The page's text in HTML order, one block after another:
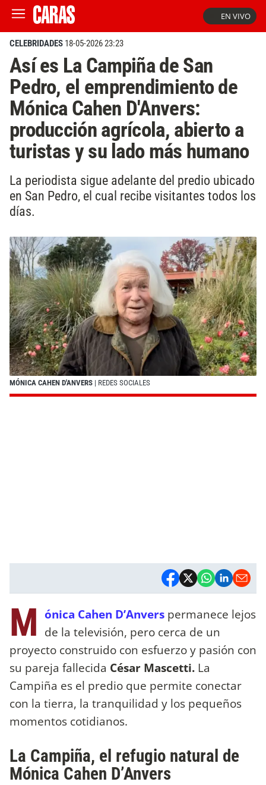
EN VIVO
CELEBRIDADES 18-05-2026 23:23
Así es La Campiña de San
Pedro, el emprendimiento de
Mónica Cahen D'Anvers:
producción agrícola, abierto a
turistas y su lado más humano
La periodista sigue adelante del predio ubicado
en San Pedro, el cual recibe visitantes todos los
días.
MÓNICA CAHEN D'ANVERS | REDES SOCIALES
M ónica Cahen D’Anvers permanece lejos
de la televisión, pero cerca de un
proyecto construido con esfuerzo y pasión con
su pareja fallecida César Mascetti. La
Campiña es el predio que permite conectar
con la tierra, la tranquilidad y los pequeños
momentos cotidianos.
La Campiña, el refugio natural de
Mónica Cahen D’Anvers